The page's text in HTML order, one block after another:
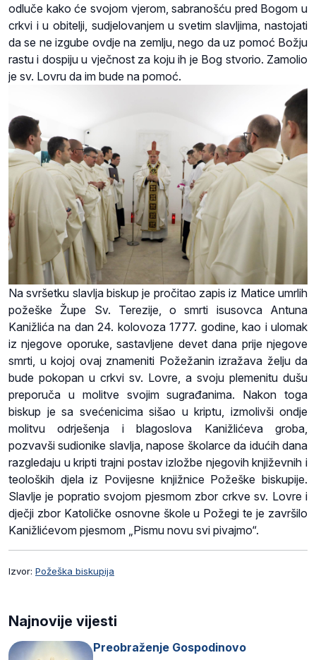
odluče kako će svojom vjerom, sabranošću pred Bogom u
crkvi i u obitelji, sudjelovanjem u svetim slavljima, nastojati
da se ne izgube ovdje na zemlju, nego da uz pomoć Božju
rastu i dospiju u vječnost za koju ih je Bog stvorio. Zamolio
je sv. Lovru da im bude na pomoć.
Na svršetku slavlja biskup je pročitao zapis iz Matice umrlih
požeške Župe Sv. Terezije, o smrti isusovca Antuna
Kanižlića na dan 24. kolovoza 1777. godine, kao i ulomak
iz njegove oporuke, sastavljene devet dana prije njegove
smrti, u kojoj ovaj znameniti Požežanin izražava želju da
bude pokopan u crkvi sv. Lovre, a svoju plemenitu dušu
preporuča u molitve svojim sugrađanima. Nakon toga
biskup je sa svećenicima sišao u kriptu, izmolivši ondje
molitvu odrješenja i blagoslova Kanižlićeva groba,
pozvavši sudionike slavlja, napose školarce da idućih dana
razgledaju u kripti trajni postav izložbe njegovih književnih i
teoloških djela iz Povijesne knjižnice Požeške biskupije.
Slavlje je popratio svojom pjesmom zbor crkve sv. Lovre i
dječji zbor Katoličke osnovne škole u Požegi te je završilo
Kanižlićevom pjesmom „Pismu novu svi pivajmo“.
Izvor: Požeška biskupija
Najnovije vijesti
Preobraženje Gospodinovo